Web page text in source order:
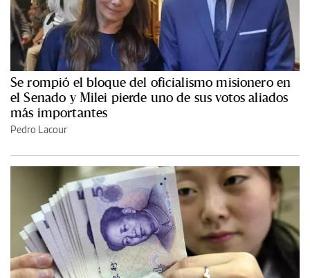
Se rompió el bloque del oficialismo misionero en
el Senado y Milei pierde uno de sus votos aliados
más importantes
Pedro Lacour